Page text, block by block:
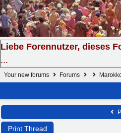
Liebe Forennutzer, dieses
...
Your new forums Forums
Print Thread